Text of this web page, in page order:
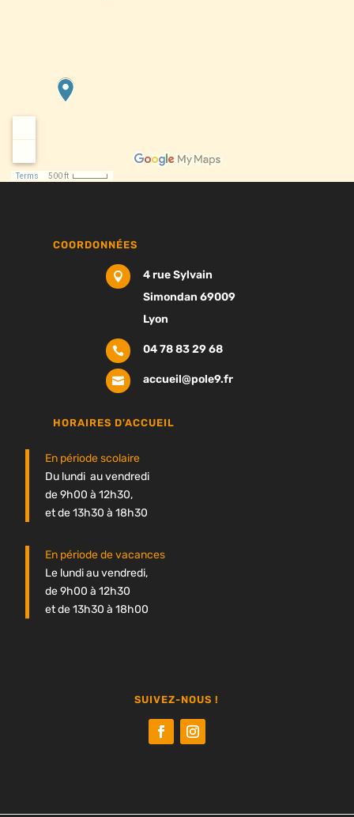
COORDONNÉES

4 rue Sylvain
Simondan 69009
Lyon
 04 78 83 29 68
 accueil@pole9.fr
HORAIRES D'ACCUEIL
En période scolaire
Du lundi au vendredi
de 9h00 à 12h30,
et de 13h30 à 18h30
En période de vacances
Le lundi au vendredi,
de 9h00 à 12h30
et de 13h30 à 18h00
SUIVEZ-NOUS !